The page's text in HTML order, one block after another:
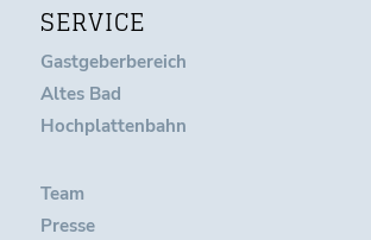
SERVICE
Gastgeberbereich
Altes Bad
Hochplattenbahn
Team
Presse